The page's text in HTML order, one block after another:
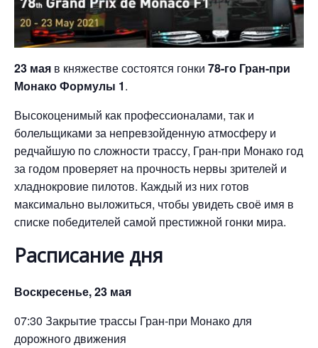
23 мая в княжестве состоятся гонки 78-го Гран-при
Монако Формулы 1.
Высокоценимый как профессионалами, так и
болельщиками за непревзойденную атмосферу и
редчайшую по сложности трассу, Гран-при Монако год
за годом проверяет на прочность нервы зрителей и
хладнокровие пилотов. Каждый из них готов
максимально выложиться, чтобы увидеть своё имя в
списке победителей самой престижной гонки мира.
Расписание дня
Воскресенье, 23 мая
07:30 Закрытие трассы Гран-при Монако для
дорожного движения